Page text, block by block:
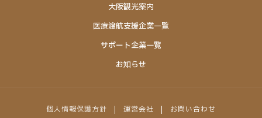
大阪観光案内
医療渡航支援企業一覧
サポート企業一覧
お知らせ
個人情報保護方針 運営会社 お問い合わせ